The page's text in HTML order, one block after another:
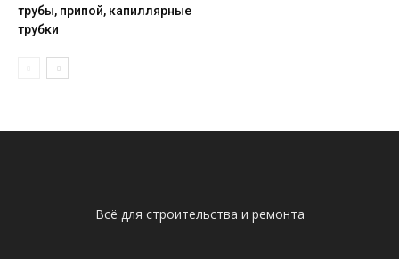
трубы, припой, капиллярные
трубки
Всё для строительства и ремонта